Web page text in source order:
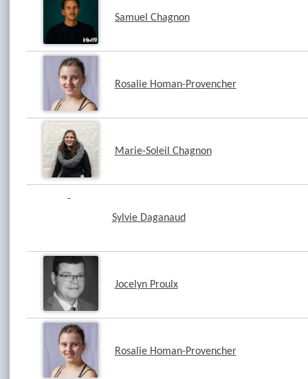
Samuel Chagnon
Rosalie Homan-Provencher
Marie-Soleil Chagnon
Sylvie Daganaud
Jocelyn Proulx
Rosalie Homan-Provencher